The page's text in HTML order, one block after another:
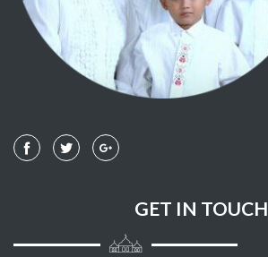
100 - AL 'AADIYAAT
101 - AL QAARI'AH
103 - AL 'ASHR
105 - AL FIIL
GET IN TOUCH